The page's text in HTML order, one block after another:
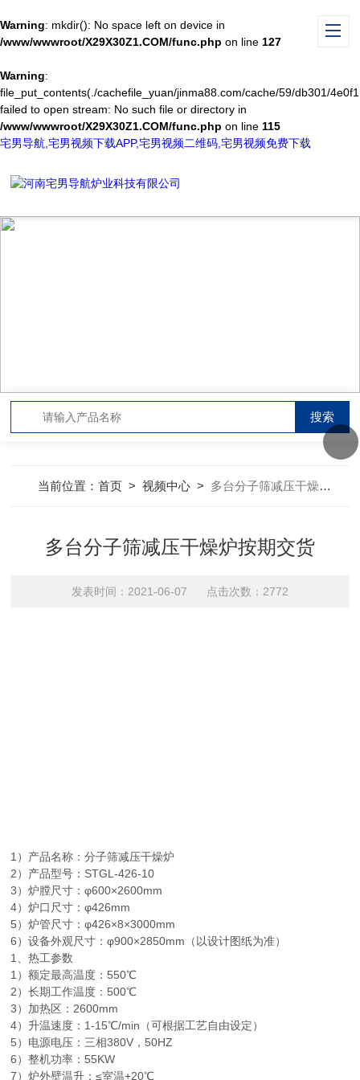
Warning: mkdir(): No space left on device in
/www/wwwroot/X29X30Z1.COM/func.php on line 127
Warning:
file_put_contents(./cachefile_yuan/jinma88.com/cache/59/db301/
failed to open stream: No such file or directory in
/www/wwwroot/X29X30Z1.COM/func.php on line 115
宅男导航,宅男视频下载APP,宅男视频二维码,宅男视频免费下载
当前位置：首页 >视频中心 > 多台分子筛减压干燥炉按期交货
多台分子筛减压干燥炉按期交货
发表时间：2021-06-07 点击次数：2772
1）产品名称：分子筛减压干燥炉
2）产品型号：STGL-426-10
3）炉膛尺寸：φ600×2600mm
4）炉口尺寸：φ426mm
5）炉管尺寸：φ426×8×3000mm
6）设备外观尺寸：φ900×2850mm（以设计图纸为准）
1、热工参数
1）额定最高温度：550℃
2）长期工作温度：500℃
3）加热区：2600mm
4）升温速度：1-15℃/min（可根据工艺自由设定）
5）电源电压：三相380V，50HZ
6）整机功率：55KW
7）炉外壁温升：≤室温+20℃